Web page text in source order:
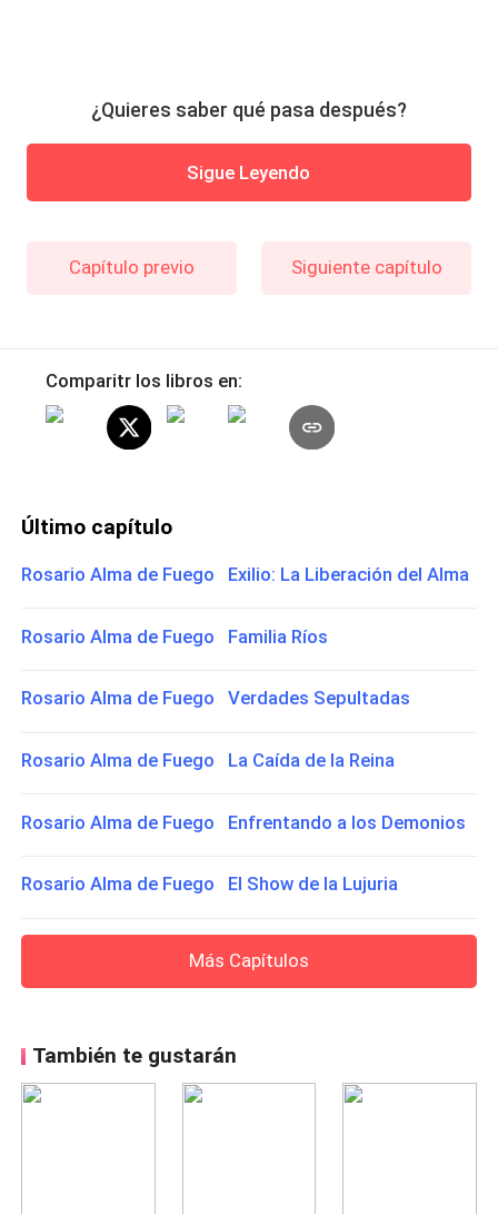
¿Quieres saber qué pasa después?
Sigue Leyendo
Capítulo previo Siguiente capítulo
Comparitr los libros en:
Último capítulo
Rosario Alma de Fuego Exilio: La Liberación del Alma
Rosario Alma de Fuego Familia Ríos
Rosario Alma de Fuego Verdades Sepultadas
Rosario Alma de Fuego La Caída de la Reina
Rosario Alma de Fuego Enfrentando a los Demonios
Rosario Alma de Fuego El Show de la Lujuria
Más Capítulos
También te gustarán